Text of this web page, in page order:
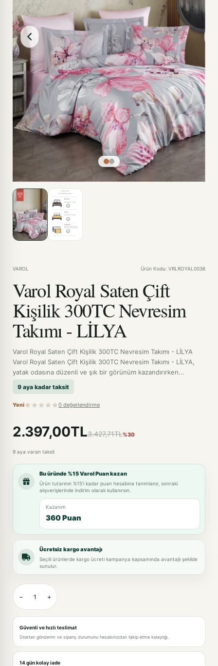
VAROL Ürün Kodu: VRLROYAL0036
Varol Royal Saten Çift
Kişilik 300TC Nevresim
Takımı - LİLYA
Varol Royal Saten Çift Kişilik 300TC Nevresim Takımı - LİLYA
Varol Royal Saten Çift Kişilik 300TC Nevresim Takımı - LİLYA,
yatak odasına düzenli ve şık bir görünüm kazandırırken...
9 aya kadar taksit
Yeni 0 değerlendirme
2.397,00TL3.427,71TL%30
9 aya varan taksit
Bu üründe %15 Varol Puan kazan
Ürün tutarının %15'i kadar puan hesabına tanımlanır, sonraki
alışverişlerinde indirim olarak kullanırsın.
Kazanım
360 Puan
Ücretsiz kargo avantajı
Seçili ürünlerde kargo ücreti kampanya kapsamında avantajlı şekilde
sunulur.
− +
Güvenli ve hızlı teslimat
Stoktan gönderim ve sipariş durumunu hesabınızdan takip etme kolaylığı.
14 gün kolay iade